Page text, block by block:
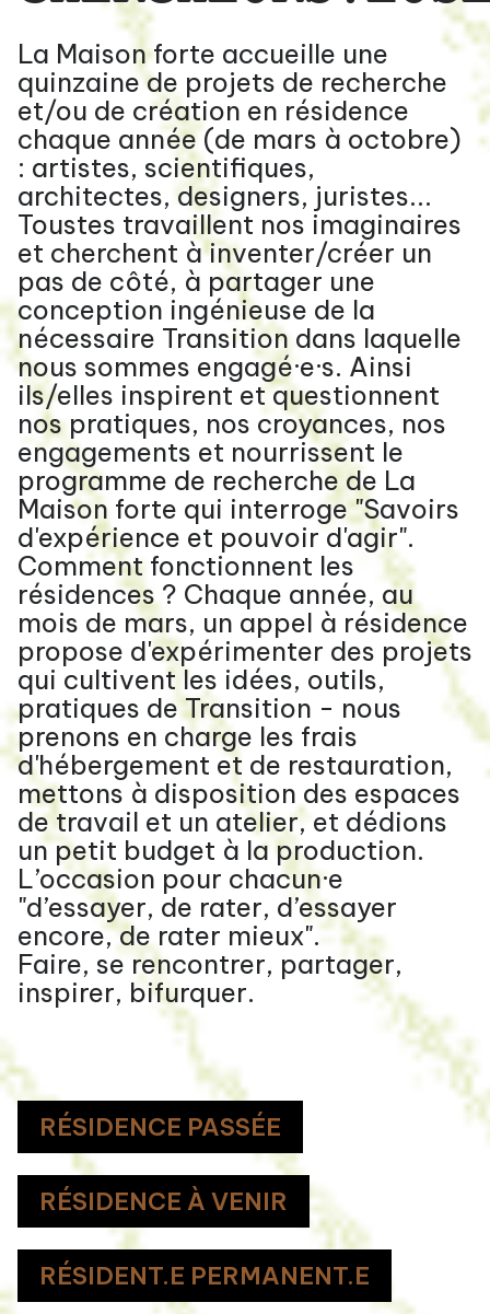
La Maison forte accueille une
quinzaine de projets de recherche
et/ou de création en résidence
chaque année (de mars à octobre)
: artistes, scientifiques,
architectes, designers, juristes...
Toustes travaillent nos imaginaires
et cherchent à inventer/créer un
pas de côté, à partager une
conception ingénieuse de la
nécessaire Transition dans laquelle
nous sommes engagé·e·s. Ainsi
ils/elles inspirent et questionnent
nos pratiques, nos croyances, nos
engagements et nourrissent le
programme de recherche de La
Maison forte qui interroge "Savoirs
d'expérience et pouvoir d'agir".
Comment fonctionnent les
résidences ? Chaque année, au
mois de mars, un appel à résidence
propose d'expérimenter des projets
qui cultivent les idées, outils,
pratiques de Transition - nous
prenons en charge les frais
d'hébergement et de restauration,
mettons à disposition des espaces
de travail et un atelier, et dédions
un petit budget à la production.
L’occasion pour chacun·e
"d’essayer, de rater, d’essayer
encore, de rater mieux".
Faire, se rencontrer, partager,
inspirer, bifurquer.
RÉSIDENCE PASSÉE
RÉSIDENCE À VENIR
RÉSIDENT.E PERMANENT.E